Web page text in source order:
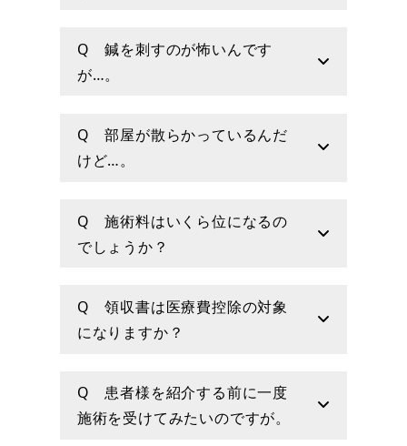
Q 鍼を刺すのが怖いんです
が…。
Q 部屋が散らかっているんだ
けど…。
Q 施術料はいくら位になるの
でしょうか？
Q 領収書は医療費控除の対象
になりますか？
Q 患者様を紹介する前に一度
施術を受けてみたいのですが。